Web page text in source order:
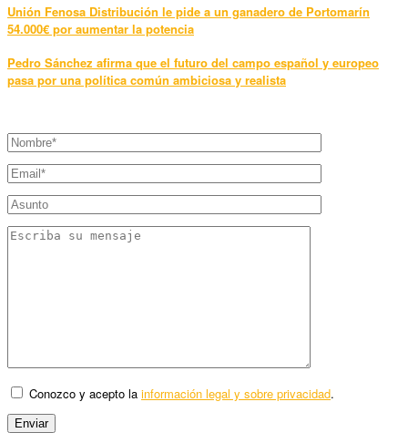
Unión Fenosa Distribución le pide a un ganadero de Portomarín
54.000€ por aumentar la potencia
Pedro Sánchez afirma que el futuro del campo español y europeo
pasa por una política común ambiciosa y realista
Conozco y acepto la información legal y sobre privacidad.